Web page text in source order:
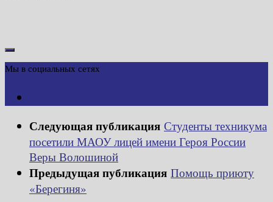
Мы в социальных сетях
Следующая публикация Студенты техникума
посетили МАОУ лицей имени Героя России
Веры Волошиной
Предыдущая публикация Помощь приюту
«Берегиня»